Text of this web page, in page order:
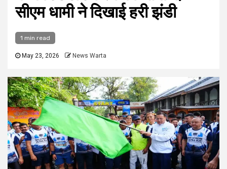
सीएम धामी ने दिखाई हरी झंडी
1 min read
May 23, 2026 News Warta